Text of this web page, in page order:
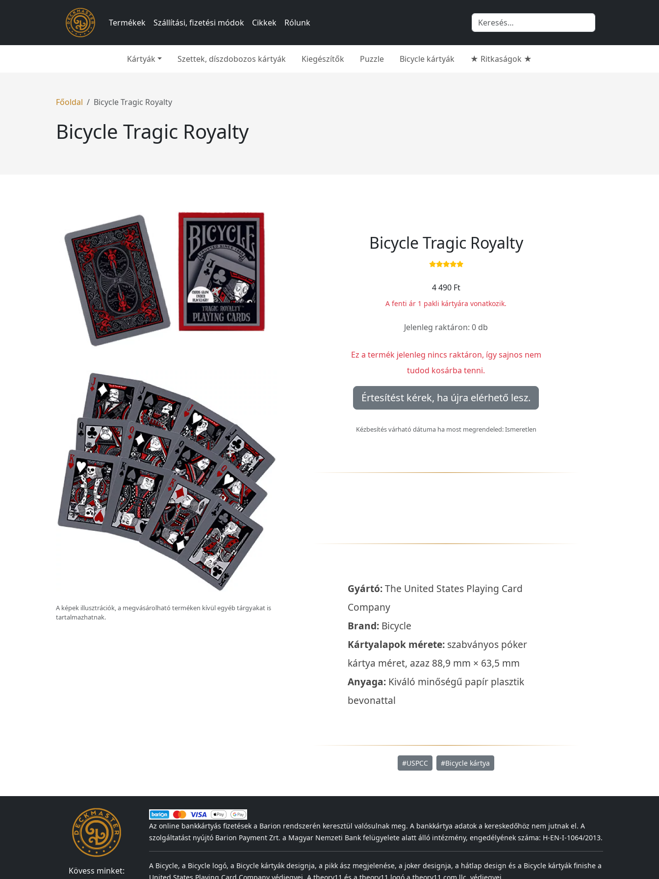
Termékek Szállítási, fizetési módok Cikkek Rólunk
Kártyák Szettek, díszdobozos kártyák Kiegészítők Puzzle Bicycle kártyák ★ Ritkaságok ★
Főoldal Bicycle Tragic Royalty
Bicycle Tragic Royalty
A képek illusztrációk, a megvásárolható terméken kívül egyéb tárgyakat is
tartalmazhatnak.
Bicycle Tragic Royalty
4 490 Ft
A fenti ár 1 pakli kártyára vonatkozik.
Jelenleg raktáron: 0 db
Ez a termék jelenleg nincs raktáron, így sajnos nem
tudod kosárba tenni.
Értesítést kérek, ha újra elérhető lesz.
Kézbesítés várható dátuma ha most megrendeled: Ismeretlen
Gyártó:The United States Playing Card
Company
Brand: Bicycle
Kártyalapok mérete: szabványos póker
kártya méret, azaz 88,9 mm × 63,5 mm
Anyaga: Kiváló minőségű papír plasztik
bevonattal
#USPCC #Bicycle kártya
Kövess minket:
Az online bankkártyás fizetések a Barion rendszerén keresztül valósulnak meg. A bankkártya adatok a kereskedőhöz nem jutnak el. A
szolgáltatást nyújtó Barion Payment Zrt. a Magyar Nemzeti Bank felügyelete alatt álló intézmény, engedélyének száma: H-EN-I-1064/2013.
A Bicycle, a Bicycle logó, a Bicycle kártyák designja, a pikk ász megjelenése, a joker designja, a hátlap design és a Bicycle kártyák finishe a